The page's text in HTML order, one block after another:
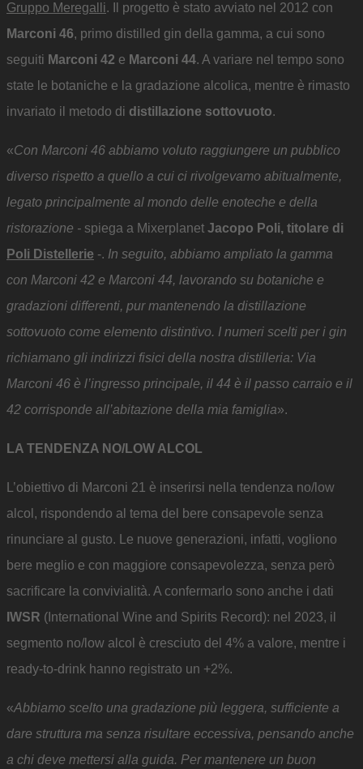
Gruppo Meregalli. Il progetto è stato avviato nel 2012 con
Marconi 46, primo distilled gin della gamma, a cui sono
seguiti Marconi 42 e Marconi 44. A variare nel tempo sono
state le botaniche e la gradazione alcolica, mentre è rimasto
invariato il metodo di distillazione sottovuoto.
«Con Marconi 46 abbiamo voluto raggiungere un pubblico
diverso rispetto a quello a cui ci rivolgevamo abitualmente,
legato principalmente al mondo delle enoteche e della
ristorazione - spiega a Mixerplanet Jacopo Poli, titolare di
Poli Distellerie -. In seguito, abbiamo ampliato la gamma
con Marconi 42 e Marconi 44, lavorando su botaniche e
gradazioni differenti, pur mantenendo la distillazione
sottovuoto come elemento distintivo. I numeri scelti per i gin
richiamano gli indirizzi fisici della nostra distilleria: Via
Marconi 46 è l’ingresso principale, il 44 è il passo carraio e il
42 corrisponde all’abitazione della mia famiglia».
LA TENDENZA NO/LOW ALCOL
L’obiettivo di Marconi 21 è inserirsi nella tendenza no/low
alcol, rispondendo al tema del bere consapevole senza
rinunciare al gusto. Le nuove generazioni, infatti, vogliono
bere meglio e con maggiore consapevolezza, senza però
sacrificare la convivialità. A confermarlo sono anche i dati
IWSR (International Wine and Spirits Record): nel 2023, il
segmento no/low alcol è cresciuto del 4% a valore, mentre i
ready-to-drink hanno registrato un +2%.
«Abbiamo scelto una gradazione più leggera, sufficiente a
dare struttura ma senza risultare eccessiva, pensando anche
a chi deve mettersi alla guida. Per mantenere un buon